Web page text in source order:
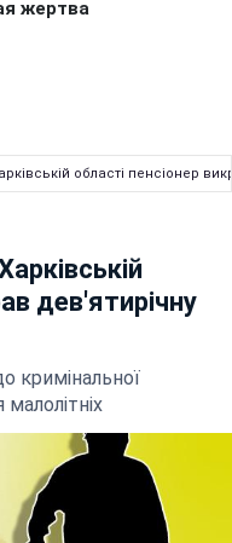
області пенсіонер
дев'ятирічну
кримінальної